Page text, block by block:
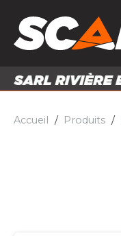
Accueil Produits